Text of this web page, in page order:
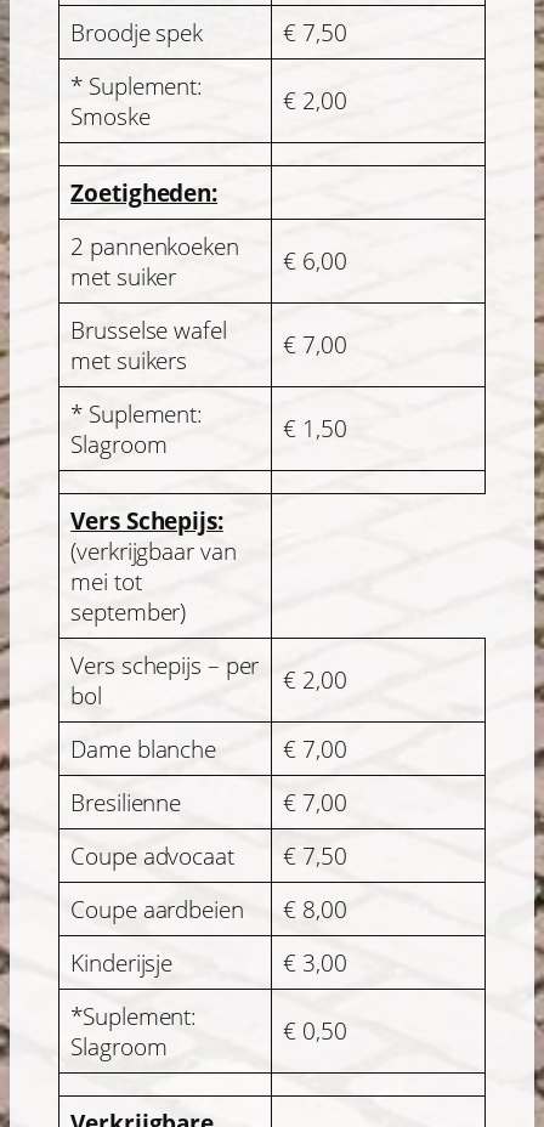
Broodje spek
€ 7,50
* Suplement:
Smoske
€ 2,00
Zoetigheden:
2 pannenkoeken
met suiker
€ 6,00
Brusselse wafel
met suikers
€ 7,00
* Suplement:
Slagroom
€ 1,50
Vers Schepijs:
(verkrijgbaar van
mei tot
september)
Vers schepijs – per
bol
€ 2,00
Dame blanche
€ 7,00
Bresilienne
€ 7,00
Coupe advocaat
€ 7,50
Coupe aardbeien
€ 8,00
Kinderijsje
€ 3,00
*Suplement:
Slagroom
€ 0,50